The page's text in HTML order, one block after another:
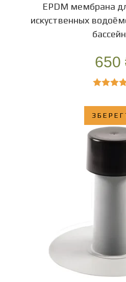
EPDM мембрана
искуственных
650
из 5